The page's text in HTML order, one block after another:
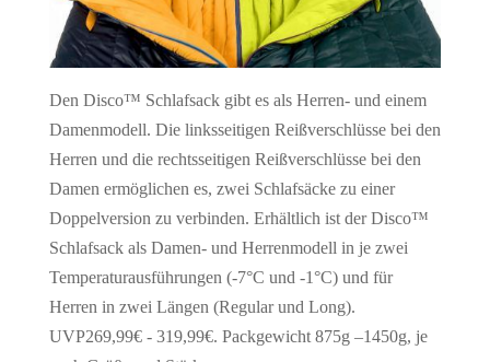
Den Disco™ Schlafsack gibt es als Herren- und einem
Damenmodell. Die linksseitigen Reißverschlüsse bei den
Herren und die rechtsseitigen Reißverschlüsse bei den
Damen ermöglichen es, zwei Schlafsäcke zu einer
Doppelversion zu verbinden. Erhältlich ist der Disco™
Schlafsack als Damen- und Herrenmodell in je zwei
Temperaturausführungen (-7°C und -1°C) und für
Herren in zwei Längen (Regular und Long).
UVP269,99€ - 319,99€. Packgewicht 875g –1450g, je